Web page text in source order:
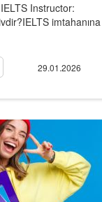
Instructor:
imtahanına
29.01.2026